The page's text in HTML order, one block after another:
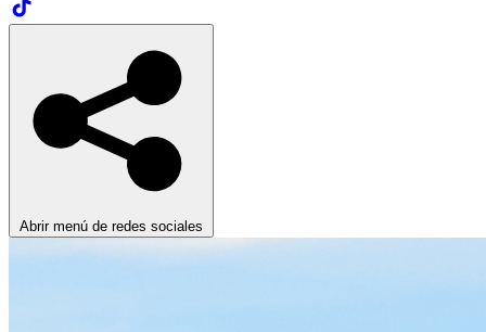
Abrir menú de redes sociales